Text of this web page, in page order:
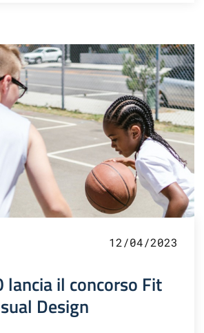
12/04/2023
lancia il concorso Fit
Design